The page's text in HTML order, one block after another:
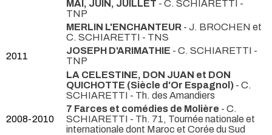
MAI, JUIN, JUILLET - C. SCHIARETTI -
TNP
MERLIN L'ENCHANTEUR - J. BROCHEN et
C. SCHIARETTI - TNS
2011
JOSEPH D'ARIMATHIE - C. SCHIARETTI -
TNP
LA CELESTINE, DON JUAN et DON
QUICHOTTE (Siècle d'Or Espagnol) - C.
SCHIARETTI - Th. des Amandiers
2008-2010
7 Farces et comédies de Molière - C.
SCHIARETTI - Th. 71, Tournée nationale et
internationale dont Maroc et Corée du Sud